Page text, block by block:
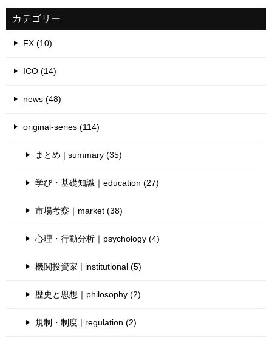
カテゴリー
FX (10)
ICO (14)
news (48)
original-series (114)
まとめ | summary (35)
学び・基礎知識｜education (27)
市場考察｜market (38)
心理・行動分析｜psychology (4)
機関投資家 | institutional (5)
歴史と思想｜philosophy (2)
規制・制度 | regulation (2)